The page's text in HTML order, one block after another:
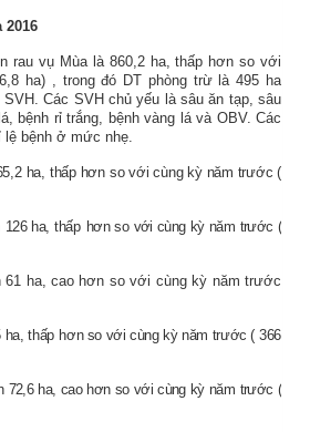
2016
rauvụ Mùa là 860,2 ha,thấp hơn so với
ha) , trong đó DT phòng trừ là495 ha
SVH. Các SVH chủ yếu là sâu ăn tạp, sâu
bệnh rỉ trắng, bệnh vàng lá và OBV. Các
bệnh ở mức nhẹ.
ha, thấp hơn so với cùng kỳ năm trước (
126 ha, thấp hơn so với cùng kỳ năm trước (
61 ha, cao hơn so với cùng kỳ năm trước
ha,thấp hơn so với cùng kỳ năm trước ( 366
72,6 ha, cao hơn so với cùng kỳ năm trước (